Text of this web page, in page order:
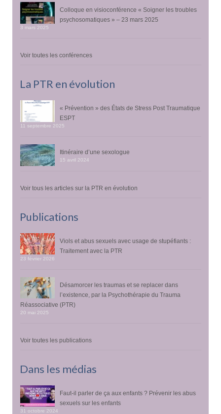
Colloque en visioconférence « Soigner les troubles
psychosomatiques » – 23 mars 2025
3 mars 2025
Voir toutes les conférences
La PTR en évolution
« Prévention » des États de Stress Post Traumatique
ESPT
11 septembre 2025
Itinéraire d’une sexologue
15 avril 2024
Voir tous les articles sur la PTR en évolution
Publications
Viols et abus sexuels avec usage de stupéfiants :
Traitement avec la PTR
23 février 2026
Désamorcer les traumas et se replacer dans
l’existence, par la Psychothérapie du Trauma
Réassociative (PTR)
20 mai 2025
Voir toutes les publications
Dans les médias
Faut-il parler de ça aux enfants ? Prévenir les abus
sexuels sur les enfants
31 octobre 2024